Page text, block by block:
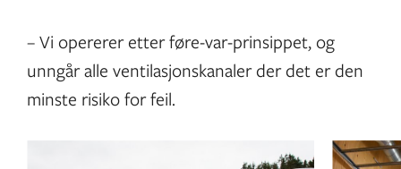
– Vi opererer etter føre-var-prinsippet, og
unngår alle ventilasjonskanaler der det er den
minste risiko for feil.